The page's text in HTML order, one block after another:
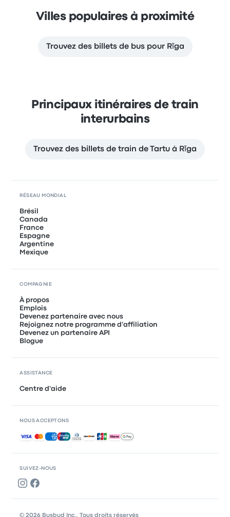
Villes populaires à proximité
Trouvez des billets de bus pour Rīga
Principaux itinéraires de train
interurbains
Trouvez des billets de train de Tartu à Rīga
SUIVEZ-NOUS
RÉSEAU MONDIAL
Brésil
Canada
France
Espagne
Argentine
Mexique
COMPAGNIE
À propos
Emplois
Devenez partenaire avec nous
Rejoignez notre programme d'affiliation
Devenez un partenaire API
Blogue
ASSISTANCE
Centre d'aide
NOUS ACCEPTONS
Paiements acceptés
© 2026 Busbud Inc., Tous droits réservés